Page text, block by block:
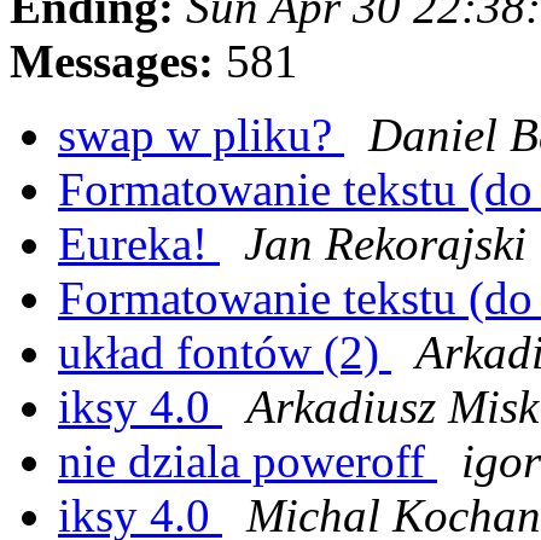
Messages: 581
swap w pliku?
Daniel
Formatowanie tekstu
Eureka!
Jan Rekorajski
Formatowanie tekstu
układ fontów (2)
iksy 4.0
Arkadiusz
nie dziala poweroff
iksy 4.0
Michal